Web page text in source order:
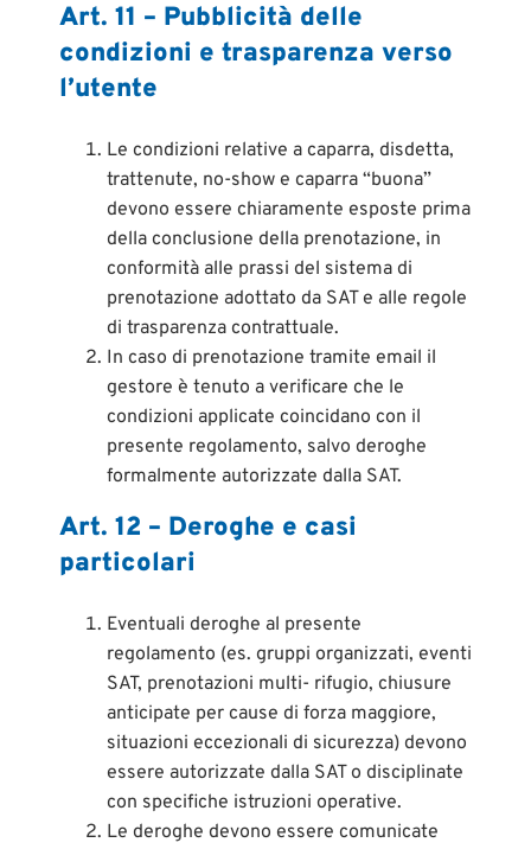
Art. 11 – Pubblicità delle
condizioni e trasparenza verso
l’utente
Le condizioni relative a caparra, disdetta,
trattenute, no-show e caparra “buona”
devono essere chiaramente esposte prima
della conclusione della prenotazione, in
conformità alle prassi del sistema di
prenotazione adottato da SAT e alle regole
di trasparenza contrattuale.
In caso di prenotazione tramite email il
gestore è tenuto a verificare che le
condizioni applicate coincidano con il
presente regolamento, salvo deroghe
formalmente autorizzate dalla SAT.
Art. 12 – Deroghe e casi
particolari
Eventuali deroghe al presente
regolamento (es. gruppi organizzati, eventi
SAT, prenotazioni multi- rifugio, chiusure
anticipate per cause di forza maggiore,
situazioni eccezionali di sicurezza) devono
essere autorizzate dalla SAT o disciplinate
con specifiche istruzioni operative.
Le deroghe devono essere comunicate